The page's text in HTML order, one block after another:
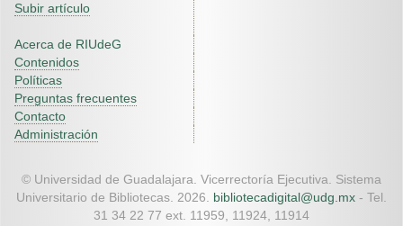
Subir artículo
Acerca de RIUdeG
Contenidos
Políticas
Preguntas frecuentes
Contacto
Administración
© Universidad de Guadalajara. Vicerrectoría Ejecutiva. Sistema
Universitario de Bibliotecas. 2026. bibliotecadigital@udg.mx - Tel.
31 34 22 77 ext. 11959, 11924, 11914